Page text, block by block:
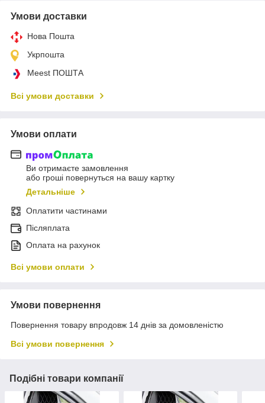
Умови доставки
Нова Пошта
Укрпошта
Meest ПОШТА
Всі умови доставки
Умови оплати
Ви отримаєте замовлення
або гроші повернуться на вашу картку
Детальніше
Оплатити частинами
Післяплата
Оплата на рахунок
Всі умови оплати
Умови повернення
Повернення товару впродовж 14 днів за домовленістю
Всі умови повернення
Подібні товари компанії